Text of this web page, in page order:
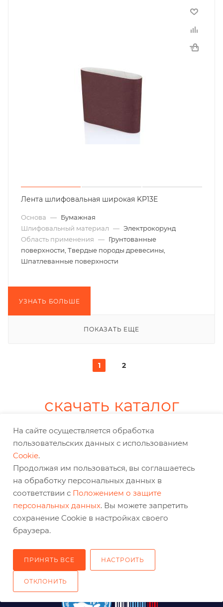
Лента шлифовальная широкая KP13E
Основа — Бумажная
Шлифовальный материал — Электрокорунд
Область применения — Грунтованные
поверхности, Твердые породы древесины,
Шпатлеванные поверхности
УЗНАТЬ БОЛЬШЕ
ПОКАЗАТЬ ЕЩЕ
1 2
скачать каталог
КАТАЛОГ
ПРОИЗВОДСТВО
ПОЛЕЗНОЕ
КОМПАНИЯ
КАК ЗАКАЗАТЬ
На сайте осуществляется обработка
пользовательских данных с использованием
Cookie.
Продолжая им пользоваться, вы соглашаетесь
на обработку персональных данных в
соответствии с Положением о защите
персональных данных. Вы можете запретить
сохранение Cookie в настройках своего
браузера.
ПРИНЯТЬ ВСЕ НАСТРОИТЬ
ОТКЛОНИТЬ